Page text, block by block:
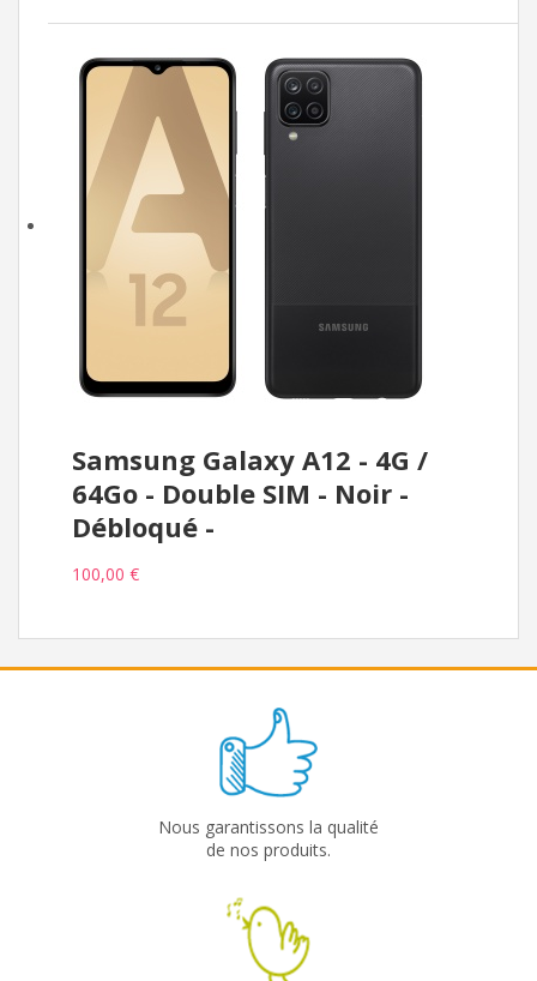
Samsung Galaxy A12 - 4G /
64Go - Double SIM - Noir -
Débloqué -
100,00 €
Nous garantissons la qualité
de nos produits.